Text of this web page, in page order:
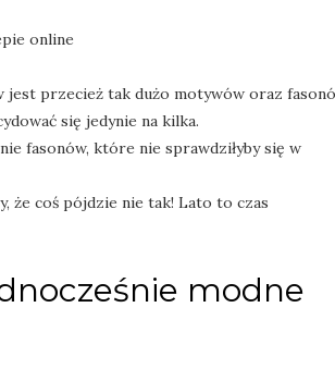
przecież tak dużo motywów oraz
się jedynie na kilka.
fasonów, które nie sprawdziłyby się w
że coś pójdzie nie tak! Lato to czas
modne